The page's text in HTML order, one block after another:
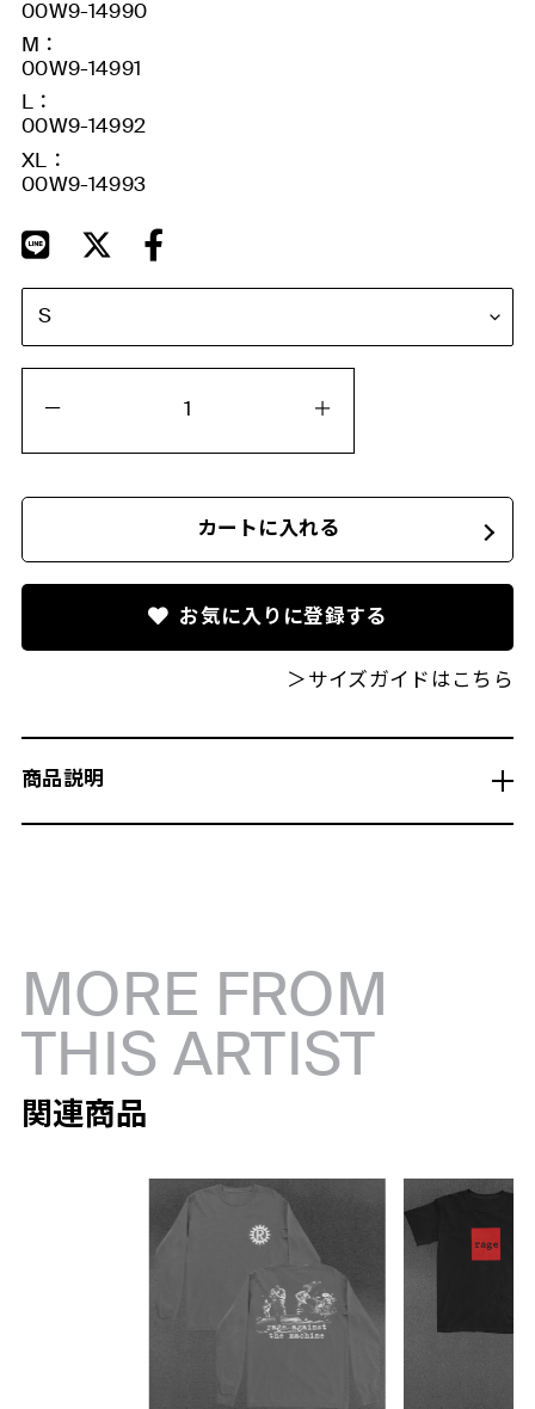
00W9-14990
M：
00W9-14991
L：
00W9-14992
XL：
00W9-14993
カートに入れる
お気に入りに登録する
＞サイズガイドはこちら
商品説明
MORE FROM
THIS ARTIST
関連商品